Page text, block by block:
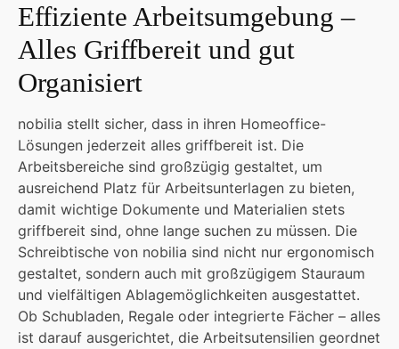
Effiziente Arbeitsumgebung –
Alles Griffbereit und gut
Organisiert
nobilia stellt sicher, dass in ihren Homeoffice-
Lösungen jederzeit alles griffbereit ist. Die
Arbeitsbereiche sind großzügig gestaltet, um
ausreichend Platz für Arbeitsunterlagen zu bieten,
damit wichtige Dokumente und Materialien stets
griffbereit sind, ohne lange suchen zu müssen. Die
Schreibtische von nobilia sind nicht nur ergonomisch
gestaltet, sondern auch mit großzügigem Stauraum
und vielfältigen Ablagemöglichkeiten ausgestattet.
Ob Schubladen, Regale oder integrierte Fächer – alles
ist darauf ausgerichtet, die Arbeitsutensilien geordnet